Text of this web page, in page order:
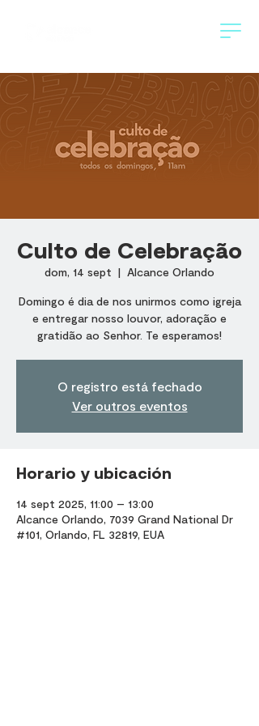
Culto de Celebração
dom, 14 sept
  |
Alcance Orlando
Domingo é dia de nos unirmos como igreja
e entregar nosso louvor, adoração e
gratidão ao Senhor. Te esperamos!
O registro está fechado
Ver outros eventos
Horario y ubicación
14 sept 2025, 11:00 – 13:00
Alcance Orlando, 7039 Grand National Dr
#101, Orlando, FL 32819, EUA